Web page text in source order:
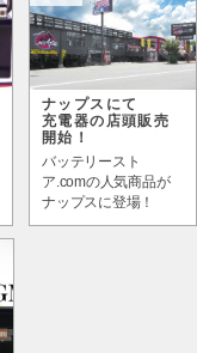
ナップスにて
充電器の店頭販売
開始！
バッテリースト
ア.comの人気商品が
ナップスに登場！